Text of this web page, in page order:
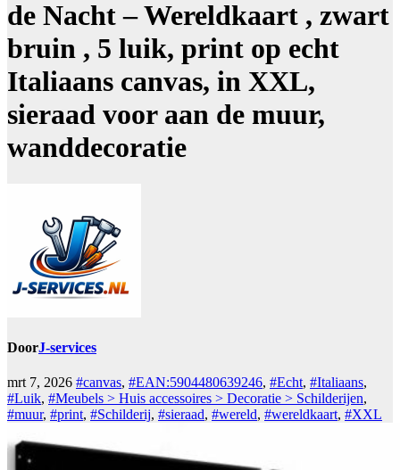
de Nacht – Wereldkaart , zwart
bruin , 5 luik, print op echt
Italiaans canvas, in XXL,
sieraad voor aan de muur,
wanddecoratie
DoorJ-services
mrt 7, 2026 #canvas, #EAN:5904480639246, #Echt, #Italiaans,
#Luik, #Meubels > Huis accessoires > Decoratie > Schilderijen,
#muur, #print, #Schilderij, #sieraad, #wereld, #wereldkaart, #XXL